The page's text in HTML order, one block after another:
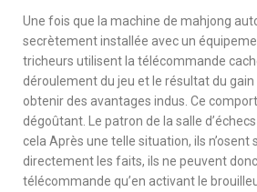
Une fois que la machine de mahjong
secrètement installée avec un
tricheurs utilisent la télécommande
déroulement du jeu et le résultat du
obtenir des avantages indus. Ce
dégoûtant. Le patron de la salle
cela Après une telle situation, ils n’osent
directement les faits, ils ne peuvent
télécommande qu’en activant le